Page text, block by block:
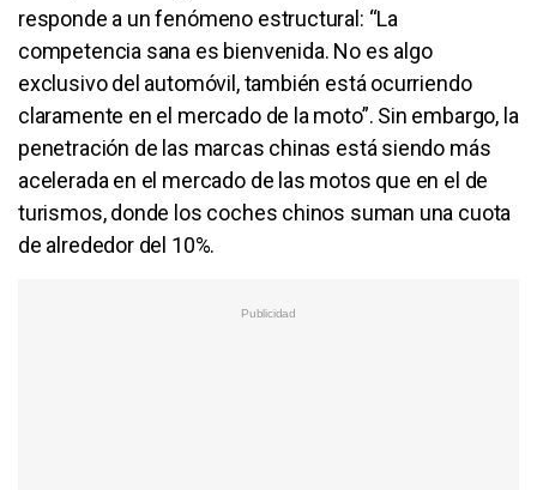
responde a un fenómeno estructural: “La
competencia sana es bienvenida. No es algo
exclusivo del automóvil, también está ocurriendo
claramente en el mercado de la moto”. Sin embargo, la
penetración de las marcas chinas está siendo más
acelerada en el mercado de las motos que en el de
turismos, donde los coches chinos suman una cuota
de alrededor del 10%.